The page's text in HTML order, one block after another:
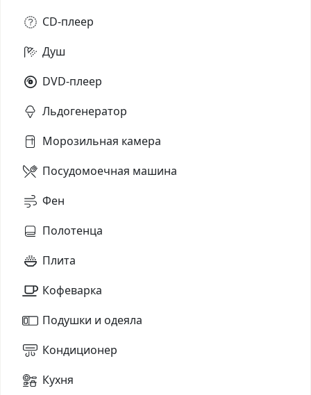
CD-плеер
Душ
DVD-плеер
Льдогенератор
Морозильная камера
Посудомоечная машина
Фен
Полотенца
Плита
Кофеварка
Подушки и одеяла
Кондиционер
Кухня